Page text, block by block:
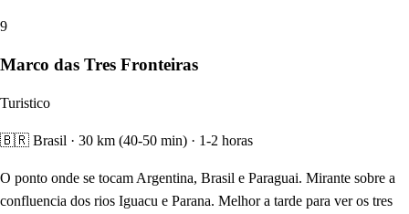
9
Marco das Tres Fronteiras
Turistico
🇧🇷 Brasil · 30 km (40-50 min) · 1-2 horas
O ponto onde se tocam Argentina, Brasil e Paraguai. Mirante sobre a
confluencia dos rios Iguacu e Parana. Melhor a tarde para ver os tres